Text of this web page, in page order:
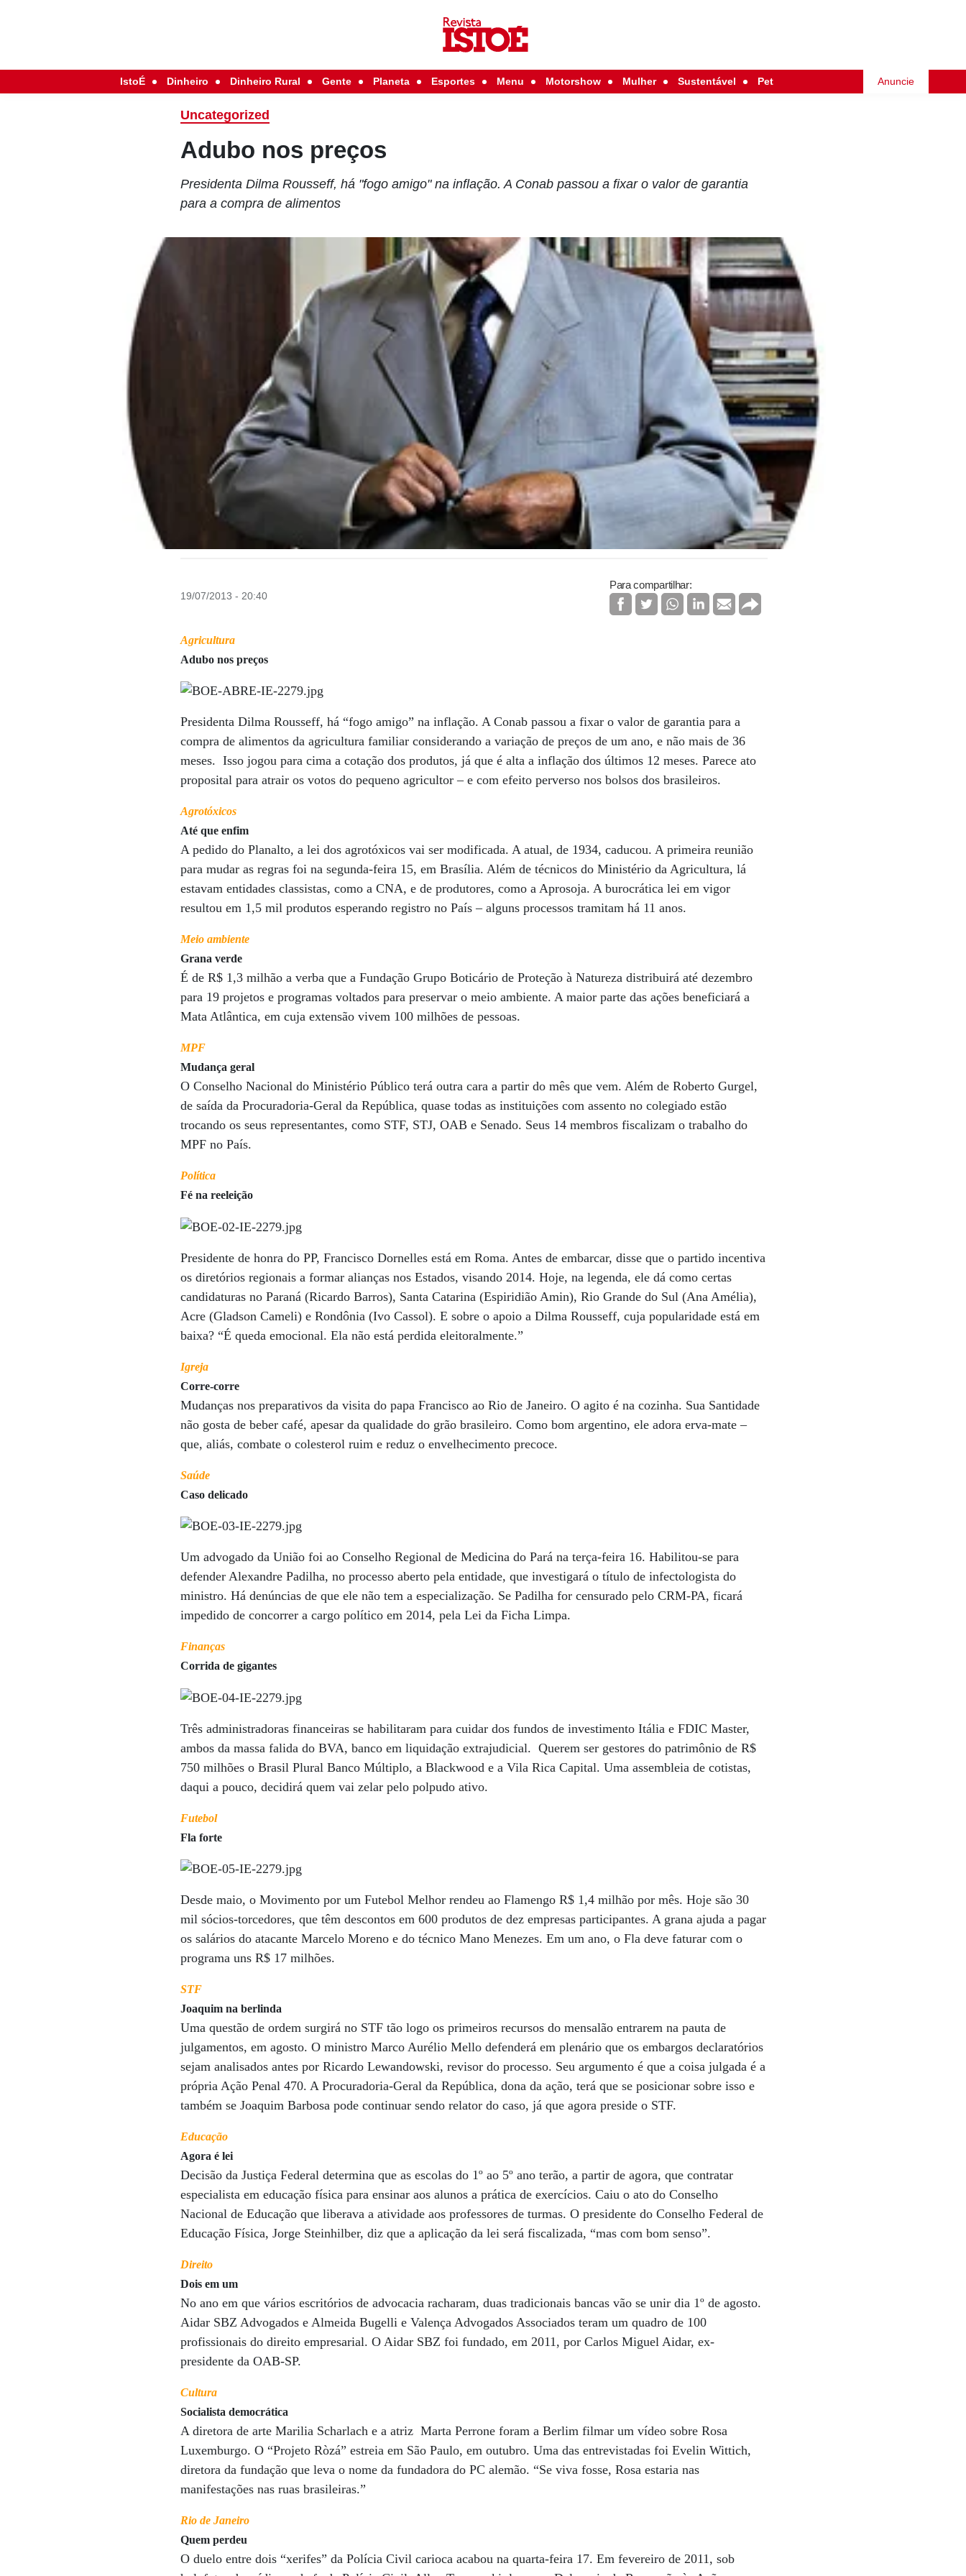
IstoÉ Dinheiro Dinheiro Rural Gente Planeta Esportes Menu Motorshow Mulher Sustentável Pet Anuncie
Uncategorized
Adubo nos preços
Presidenta Dilma Rousseff, há "fogo amigo" na inflação. A Conab passou a fixar o valor de garantia
para a compra de alimentos
19/07/2013 - 20:40
Para compartilhar:
Agricultura
Adubo nos preços
Presidenta Dilma Rousseff, há “fogo amigo” na inflação. A Conab passou a fixar o valor de garantia para a
compra de alimentos da agricultura familiar considerando a variação de preços de um ano, e não mais de 36
meses. Isso jogou para cima a cotação dos produtos, já que é alta a inflação dos últimos 12 meses. Parece ato
proposital para atrair os votos do pequeno agricultor – e com efeito perverso nos bolsos dos brasileiros.
Agrotóxicos
Até que enfim
A pedido do Planalto, a lei dos agrotóxicos vai ser modificada. A atual, de 1934, caducou. A primeira reunião
para mudar as regras foi na segunda-feira 15, em Brasília. Além de técnicos do Ministério da Agricultura, lá
estavam entidades classistas, como a CNA, e de produtores, como a Aprosoja. A burocrática lei em vigor
resultou em 1,5 mil produtos esperando registro no País – alguns processos tramitam há 11 anos.
Meio ambiente
Grana verde
É de R$ 1,3 milhão a verba que a Fundação Grupo Boticário de Proteção à Natureza distribuirá até dezembro
para 19 projetos e programas voltados para preservar o meio ambiente. A maior parte das ações beneficiará a
Mata Atlântica, em cuja extensão vivem 100 milhões de pessoas.
MPF
Mudança geral
O Conselho Nacional do Ministério Público terá outra cara a partir do mês que vem. Além de Roberto Gurgel,
de saída da Procuradoria-Geral da República, quase todas as instituições com assento no colegiado estão
trocando os seus representantes, como STF, STJ, OAB e Senado. Seus 14 membros fiscalizam o trabalho do
MPF no País.
Política
Fé na reeleição
Presidente de honra do PP, Francisco Dornelles está em Roma. Antes de embarcar, disse que o partido incentiva
os diretórios regionais a formar alianças nos Estados, visando 2014. Hoje, na legenda, ele dá como certas
candidaturas no Paraná (Ricardo Barros), Santa Catarina (Espiridião Amin), Rio Grande do Sul (Ana Amélia),
Acre (Gladson Cameli) e Rondônia (Ivo Cassol). E sobre o apoio a Dilma Rousseff, cuja popularidade está em
baixa? “É queda emocional. Ela não está perdida eleitoralmente.”
Igreja
Corre-corre
Mudanças nos preparativos da visita do papa Francisco ao Rio de Janeiro. O agito é na cozinha. Sua Santidade
não gosta de beber café, apesar da qualidade do grão brasileiro. Como bom argentino, ele adora erva-mate –
que, aliás, combate o colesterol ruim e reduz o envelhecimento precoce.
Saúde
Caso delicado
Um advogado da União foi ao Conselho Regional de Medicina do Pará na terça-feira 16. Habilitou-se para
defender Alexandre Padilha, no processo aberto pela entidade, que investigará o título de infectologista do
ministro. Há denúncias de que ele não tem a especialização. Se Padilha for censurado pelo CRM-PA, ficará
impedido de concorrer a cargo político em 2014, pela Lei da Ficha Limpa.
Finanças
Corrida de gigantes
Três administradoras financeiras se habilitaram para cuidar dos fundos de investimento Itália e FDIC Master,
ambos da massa falida do BVA, banco em liquidação extrajudicial. Querem ser gestores do patrimônio de R$
750 milhões o Brasil Plural Banco Múltiplo, a Blackwood e a Vila Rica Capital. Uma assembleia de cotistas,
daqui a pouco, decidirá quem vai zelar pelo polpudo ativo.
Futebol
Fla forte
Desde maio, o Movimento por um Futebol Melhor rendeu ao Flamengo R$ 1,4 milhão por mês. Hoje são 30
mil sócios-torcedores, que têm descontos em 600 produtos de dez empresas participantes. A grana ajuda a pagar
os salários do atacante Marcelo Moreno e do técnico Mano Menezes. Em um ano, o Fla deve faturar com o
programa uns R$ 17 milhões.
STF
Joaquim na berlinda
Uma questão de ordem surgirá no STF tão logo os primeiros recursos do mensalão entrarem na pauta de
julgamentos, em agosto. O ministro Marco Aurélio Mello defenderá em plenário que os embargos declaratórios
sejam analisados antes por Ricardo Lewandowski, revisor do processo. Seu argumento é que a coisa julgada é a
própria Ação Penal 470. A Procuradoria-Geral da República, dona da ação, terá que se posicionar sobre isso e
também se Joaquim Barbosa pode continuar sendo relator do caso, já que agora preside o STF.
Educação
Agora é lei
Decisão da Justiça Federal determina que as escolas do 1º ao 5º ano terão, a partir de agora, que contratar
especialista em educação física para ensinar aos alunos a prática de exercícios. Caiu o ato do Conselho
Nacional de Educação que liberava a atividade aos professores de turmas. O presidente do Conselho Federal de
Educação Física, Jorge Steinhilber, diz que a aplicação da lei será fiscalizada, “mas com bom senso”.
Direito
Dois em um
No ano em que vários escritórios de advocacia racharam, duas tradicionais bancas vão se unir dia 1º de agosto.
Aidar SBZ Advogados e Almeida Bugelli e Valença Advogados Associados teram um quadro de 100
profissionais do direito empresarial. O Aidar SBZ foi fundado, em 2011, por Carlos Miguel Aidar, ex-
presidente da OAB-SP.
Cultura
Socialista democrática
A diretora de arte Marilia Scharlach e a atriz Marta Perrone foram a Berlim filmar um vídeo sobre Rosa
Luxemburgo. O “Projeto Ròzá” estreia em São Paulo, em outubro. Uma das entrevistadas foi Evelin Wittich,
diretora da fundação que leva o nome da fundadora do PC alemão. “Se viva fosse, Rosa estaria nas
manifestações nas ruas brasileiras.”
Rio de Janeiro
Quem perdeu
O duelo entre dois “xerifes” da Polícia Civil carioca acabou na quarta-feira 17. Em fevereiro de 2011, sob